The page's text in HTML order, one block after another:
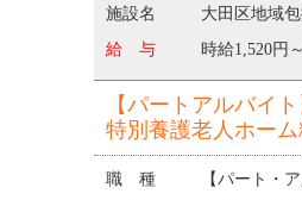
施設名
大田区地域
給 与
時給1,520円
【パートアルバ
特別養護老人ホー
職 種
【パート・